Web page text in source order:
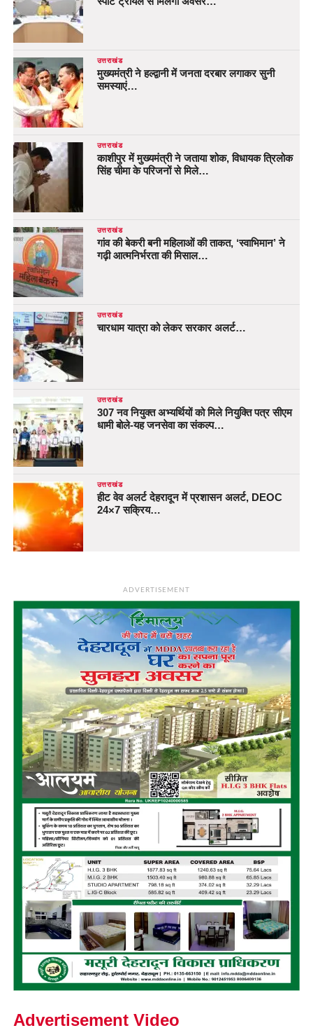
उत्तराखंड
मुख्यमंत्री ने हल्द्वानी में जनता दरबार लगाकर सुनी
समस्याएं…
उत्तराखंड
काशीपुर में मुख्यमंत्री ने जताया शोक, विधायक त्रिलोक
सिंह चीमा के परिजनों से मिले…
उत्तराखंड
गांव की बेकरी बनी महिलाओं की ताकत, ‘स्वाभिमान’ ने
गढ़ी आत्मनिर्भरता की मिसाल…
उत्तराखंड
चारधाम यात्रा को लेकर सरकार अलर्ट…
उत्तराखंड
307 नव नियुक्त अभ्यर्थियों को मिले नियुक्ति पत्र सीएम
धामी बोले-यह जनसेवा का संकल्प…
उत्तराखंड
हीट वेव अलर्ट देहरादून में प्रशासन अलर्ट, DEOC
24×7 सक्रिय…
ADVERTISEMENT
Advertisement Video